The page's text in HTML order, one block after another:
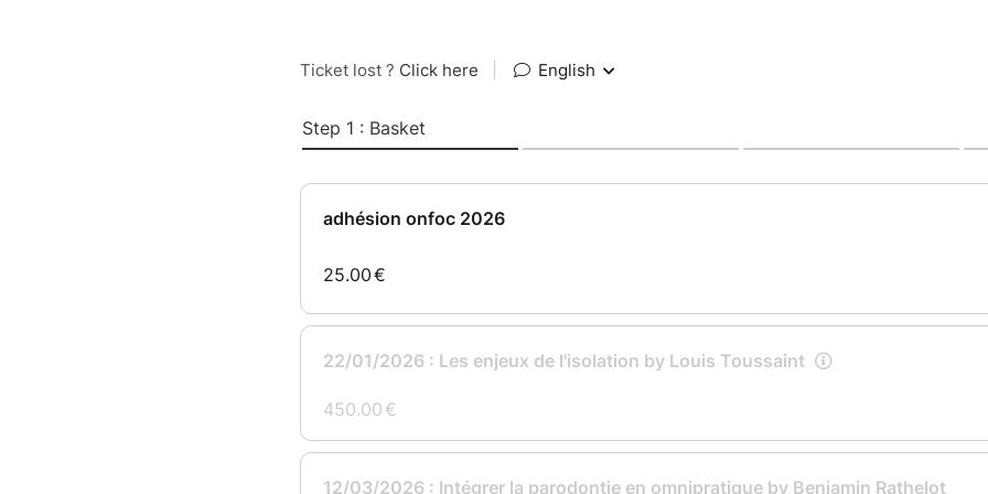
Ticket lost ? Click here English
Step 1 : Basket
adhésion onfoc 2026
25.00€
22/01/2026 : Les enjeux de l'isolation by Louis Toussaint
450.00 €
12/03/2026 : Intégrer la parodontie en omnipratique by Benjamin Rathelot